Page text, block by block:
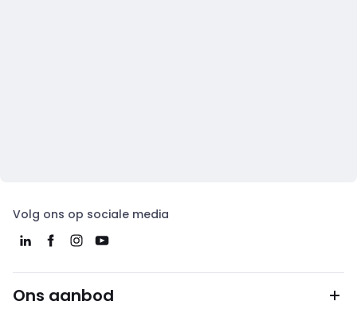
Volg ons op sociale media
Ons aanbod